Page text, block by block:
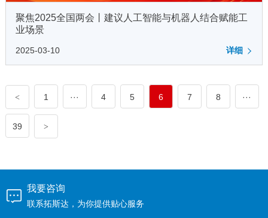
聚焦2025全国两会丨建议人工智能与机器人结合赋能工
业场景
2025-03-10 详细
< 1 ··· 4 5 6 7 8 ···
39 >
我要咨询
联系拓斯达，为你提供贴心服务